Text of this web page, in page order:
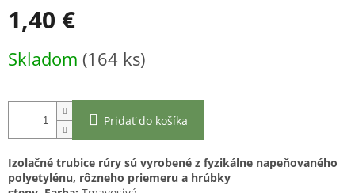
1,40 €
cena:
Skladom (164 ks)
Pridať do košíka
Izolačné trubice rúry sú vyrobené z fyzikálne napeňovaného
polyetylénu, rôzneho priemeru a hrúbky